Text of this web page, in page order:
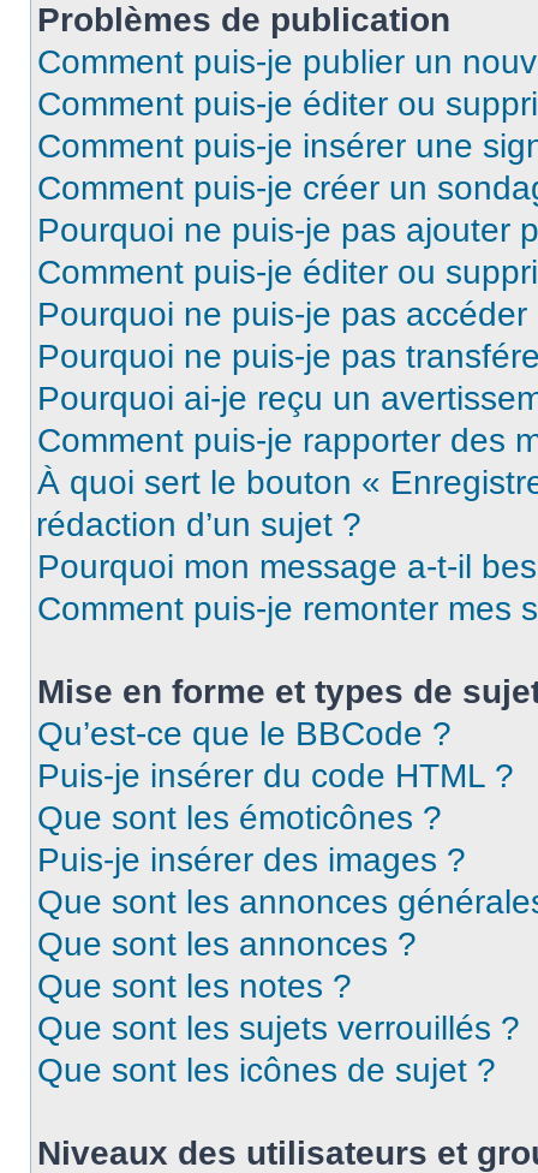
Problèmes de publication
Comment puis-je publier un
Comment puis-je éditer ou
Comment puis-je insérer une
Comment puis-je créer un
Pourquoi ne puis-je pas ajouter
Comment puis-je éditer ou
Pourquoi ne puis-je pas
Pourquoi ne puis-je pas
Pourquoi ai-je reçu un
Comment puis-je rapporter des
À quoi sert le bouton «
rédaction d’un sujet ?
Pourquoi mon message a-t-il
Comment puis-je remonter mes
Mise en forme et types de
Qu’est-ce que le BBCode ?
Puis-je insérer du code HTML ?
Que sont les émoticônes ?
Puis-je insérer des images ?
Que sont les annonces
Que sont les annonces ?
Que sont les notes ?
Que sont les sujets verrouillés ?
Que sont les icônes de sujet ?
Niveaux des utilisateurs et